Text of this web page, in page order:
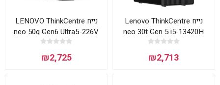
נייח Lenovo ThinkCentre
neo 30t Gen 5 i5-13420H
16GB 512NVME DOS
₪2,713
נייח LENOVO ThinkCentre
neo 50q Gen6 Ultra5-226V
16GB 512NVME DOS
₪2,725